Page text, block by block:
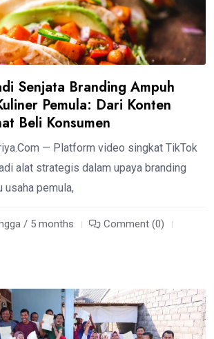
Senjata Branding Ampuh
Pemula: Dari Konten
Beli Konsumen
— Platform video singkat TikTok
alat strategis dalam upaya branding
usaha pemula,
/ 5 months
Comment (0)